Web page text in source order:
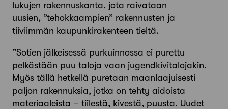
lukujen rakennuskanta, jota raivataan
uusien, ”tehokkaampien” rakennusten ja
tiiviimmän kaupunkirakenteen tieltä.
”Sotien jälkeisessä purkuinnossa ei purettu
pelkästään puu­ taloja vaan jugendkivitalojakin.
Myös tällä hetkellä puretaan maanlaajuisesti
paljon rakennuksia, jotka on tehty aidoista
materiaaleista – tiilestä, kivestä, puusta. Uudet